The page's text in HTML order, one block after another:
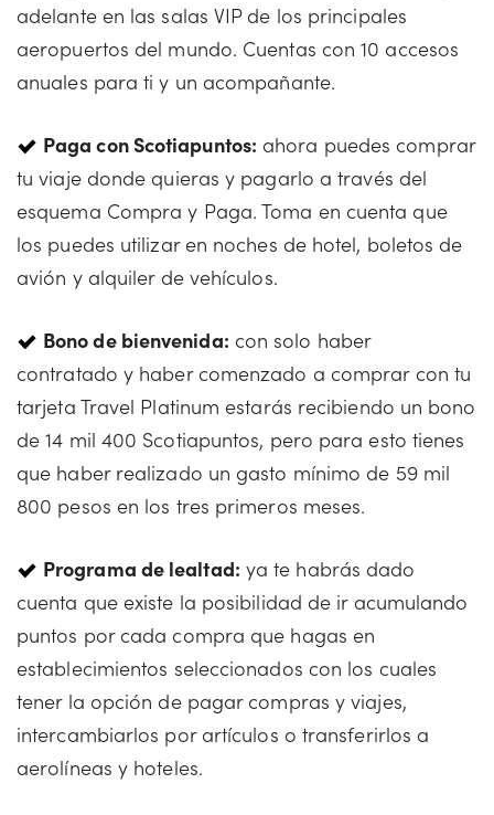
adelante en las salas VIP de los principales
aeropuertos del mundo. Cuentas con 10 accesos
anuales para ti y un acompañante.
Paga con Scotiapuntos: ahora puedes comprar
tu viaje donde quieras y pagarlo a través del
esquema Compra y Paga. Toma en cuenta que
los puedes utilizar en noches de hotel, boletos de
avión y alquiler de vehículos.
Bono de bienvenida: con solo haber
contratado y haber comenzado a comprar con tu
tarjeta Travel Platinum estarás recibiendo un bono
de 14 mil 400 Scotiapuntos, pero para esto tienes
que haber realizado un gasto mínimo de 59 mil
800 pesos en los tres primeros meses.
Programa de lealtad: ya te habrás dado
cuenta que existe la posibilidad de ir acumulando
puntos por cada compra que hagas en
establecimientos seleccionados con los cuales
tener la opción de pagar compras y viajes,
intercambiarlos por artículos o transferirlos a
aerolíneas y hoteles.